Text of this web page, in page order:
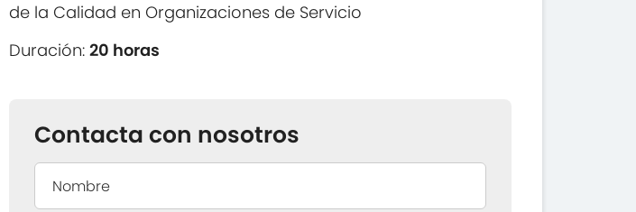
de la Calidad en Organizaciones de Servicio
Duración:20 horas
Contacta con nosotros